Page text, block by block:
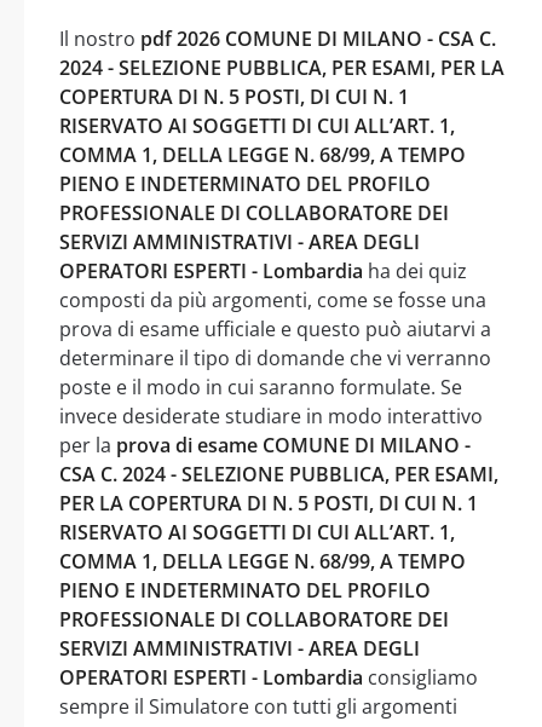
Il nostro pdf 2026 COMUNE DI MILANO - CSA C.
2024 - SELEZIONE PUBBLICA, PER ESAMI, PER LA
COPERTURA DI N. 5 POSTI, DI CUI N. 1
RISERVATO AI SOGGETTI DI CUI ALL’ART. 1,
COMMA 1, DELLA LEGGE N. 68/99, A TEMPO
PIENO E INDETERMINATO DEL PROFILO
PROFESSIONALE DI COLLABORATORE DEI
SERVIZI AMMINISTRATIVI - AREA DEGLI
OPERATORI ESPERTI - Lombardia ha dei quiz
composti da più argomenti, come se fosse una
prova di esame ufficiale e questo può aiutarvi a
determinare il tipo di domande che vi verranno
poste e il modo in cui saranno formulate. Se
invece desiderate studiare in modo interattivo
per la prova di esame COMUNE DI MILANO -
CSA C. 2024 - SELEZIONE PUBBLICA, PER ESAMI,
PER LA COPERTURA DI N. 5 POSTI, DI CUI N. 1
RISERVATO AI SOGGETTI DI CUI ALL’ART. 1,
COMMA 1, DELLA LEGGE N. 68/99, A TEMPO
PIENO E INDETERMINATO DEL PROFILO
PROFESSIONALE DI COLLABORATORE DEI
SERVIZI AMMINISTRATIVI - AREA DEGLI
OPERATORI ESPERTI - Lombardia consigliamo
sempre il Simulatore con tutti gli argomenti